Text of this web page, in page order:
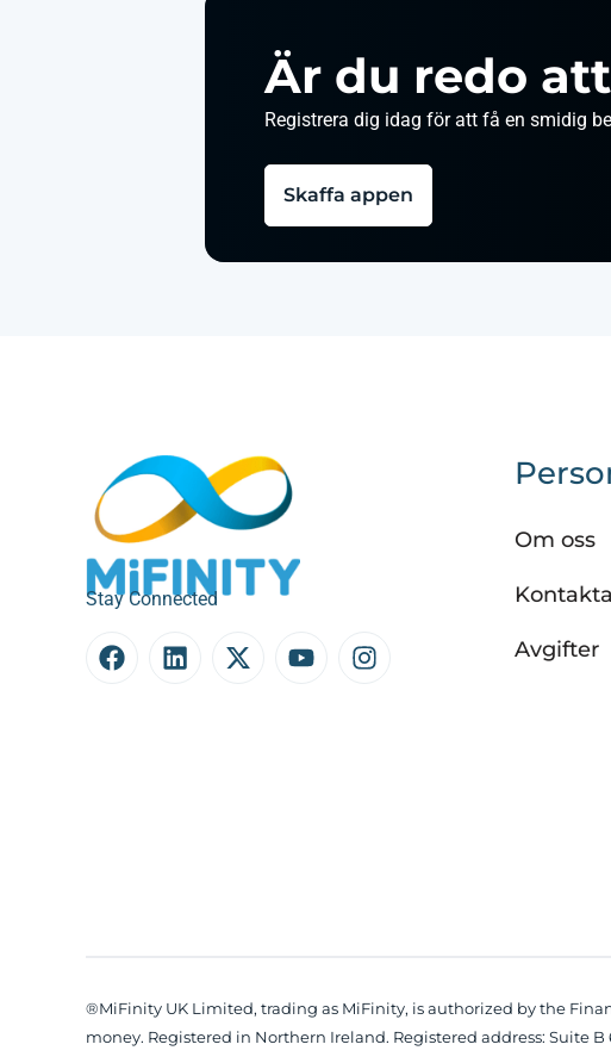
Är du redo
Registrera dig idag för att få en smidig
Skaffa appen
®MiFinity UK Limited, trading as MiFinity, is authorized by the
money. Registered in Northern Ireland. Registered address: Suite B
Stay Connected
Om oss
Avgifter